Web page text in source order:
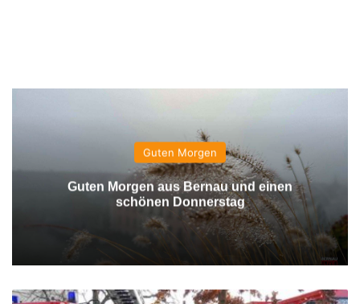
Guten Morgen
Guten Morgen aus Bernau und einen
schönen Donnerstag